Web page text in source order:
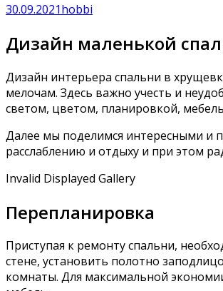
30.09.2021hobbi
Дизайн маленькой
Дизайн интерьера спальни в
мелочам. Здесь важно учесть и
светом, цветом, планировкой,
Далее мы поделимся интересными и
расслаблению и отдыху и при этом
Invalid Displayed Gallery
Перепланировка
Приступая к ремонту спальни,
стене, установить полотно
комнаты. Для максимальной